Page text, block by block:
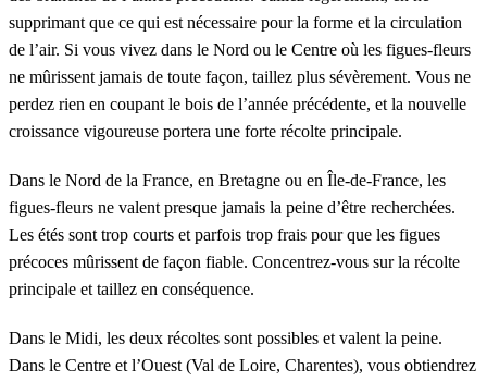
supprimant que ce qui est nécessaire pour la forme et la circulation
de l’air. Si vous vivez dans le Nord ou le Centre où les figues-fleurs
ne mûrissent jamais de toute façon, taillez plus sévèrement. Vous ne
perdez rien en coupant le bois de l’année précédente, et la nouvelle
croissance vigoureuse portera une forte récolte principale.
Dans le Nord de la France, en Bretagne ou en Île-de-France, les
figues-fleurs ne valent presque jamais la peine d’être recherchées.
Les étés sont trop courts et parfois trop frais pour que les figues
précoces mûrissent de façon fiable. Concentrez-vous sur la récolte
principale et taillez en conséquence.
Dans le Midi, les deux récoltes sont possibles et valent la peine.
Dans le Centre et l’Ouest (Val de Loire, Charentes), vous obtiendrez